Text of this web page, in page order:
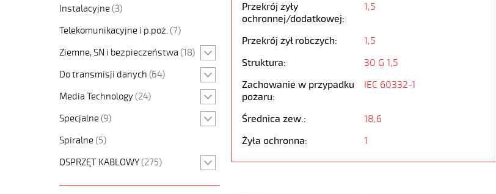
Instalacyjne (3)
Telekomunikacyjne i p.poż. (7)
Ziemne, SN i bezpieczeństwa (18)
Do transmisji danych (64)
Media Technology (24)
Specjalne (9)
Spiralne (5)
OSPRZĘT KABLOWY (275)
Przekrój żyły
ochronnej/dodatkowej:
1,5
Przekrój żył robczych:
1,5
Struktura:
30 G 1,5
Zachowanie w przypadku
pożaru:
IEC 60332-1
Średnica zew.:
18,6
Żyła ochronna:
1